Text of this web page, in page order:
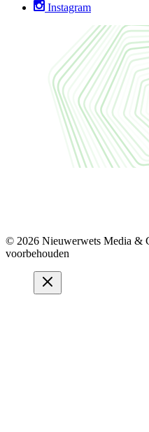
Instagram
© 2026 Nieuwerwets Media &
voorbehouden